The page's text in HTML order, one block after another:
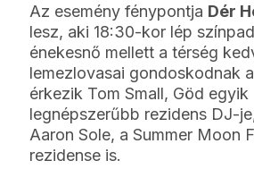
Az esemény fénypontja Dér
lesz, aki 18:30-kor lép
énekesnő mellett a térség
lemezlovasai gondoskodnak
érkezik Tom Small, Göd egyik
legnépszerűbb rezidens DJ-
Aaron Sole, a Summer Moon
rezidense is.